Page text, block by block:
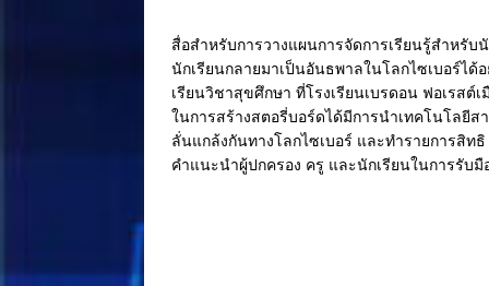
สื่อสำหรับการวางแผนการจัดการเรียนรู้สำหรั
นักเรียนกลายมาเป็นอันธพาลในโลกไซเบอร์ไ
เรียนวิชาสุขศึกษา ที่โรงเรียนเบรดอน ฟอเรส
ในการสร้างสตอรี่บอร์ดได้มีการนำเทคโนโลยีส
ลั่นแกล้งกันทางโลกไซเบอร์ และทำรายการสิท
คำแนะนำผู้ปกครอง ครู และนักเรียนในการรับ